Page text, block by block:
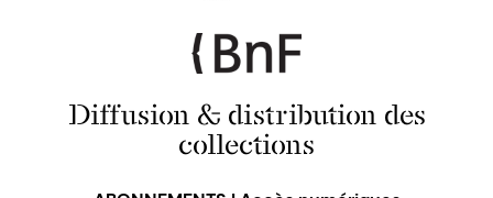
Diffusion & distribution des
collections